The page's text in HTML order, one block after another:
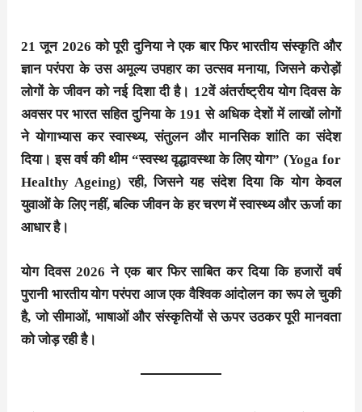
21 जून 2026 को पूरी दुनिया ने एक बार फिर भारतीय संस्कृति और
ज्ञान परंपरा के उस अमूल्य उपहार का उत्सव मनाया, जिसने करोड़ों
लोगों के जीवन को नई दिशा दी है। 12वें अंतर्राष्ट्रीय योग दिवस के
अवसर पर भारत सहित दुनिया के 191 से अधिक देशों में लाखों लोगों
ने योगाभ्यास कर स्वास्थ्य, संतुलन और मानसिक शांति का संदेश
दिया। इस वर्ष की थीम “स्वस्थ वृद्धावस्था के लिए योग” (Yoga for
Healthy Ageing) रही, जिसने यह संदेश दिया कि योग केवल
युवाओं के लिए नहीं, बल्कि जीवन के हर चरण में स्वास्थ्य और ऊर्जा का
आधार है।
योग दिवस 2026 ने एक बार फिर साबित कर दिया कि हजारों वर्ष
पुरानी भारतीय योग परंपरा आज एक वैश्विक आंदोलन का रूप ले चुकी
है, जो सीमाओं, भाषाओं और संस्कृतियों से ऊपर उठकर पूरी मानवता
को जोड़ रही है।